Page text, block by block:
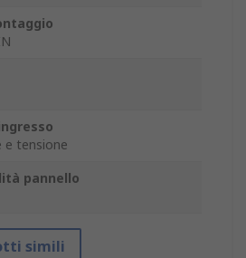
e tensione
pannello
simili